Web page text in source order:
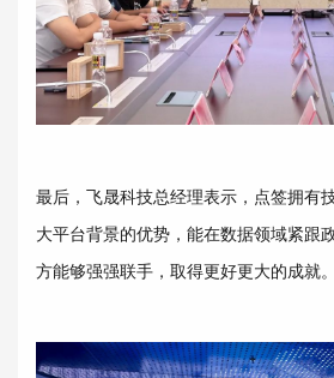
最后，飞晟科技总经理表示，点签拥有
大平台背景的优势，能在数据领域紧跟
方能够强强联手，取得更好更大的成就。